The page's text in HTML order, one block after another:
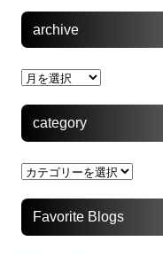
archive
archive
category
category
Favorite Blogs